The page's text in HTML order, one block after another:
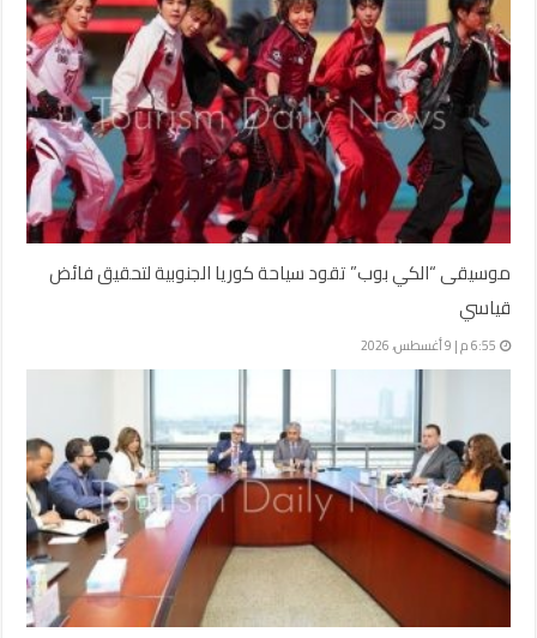
موسيقى “الكي بوب” تقود سياحة كوريا الجنوبية لتحقيق فائض
قياسي
6:55 م | 9 أغسطس، 2026